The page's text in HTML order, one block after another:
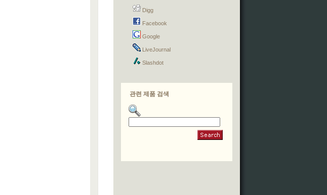
Digg
Facebook
Google
LiveJournal
Slashdot
관련 제품 검색